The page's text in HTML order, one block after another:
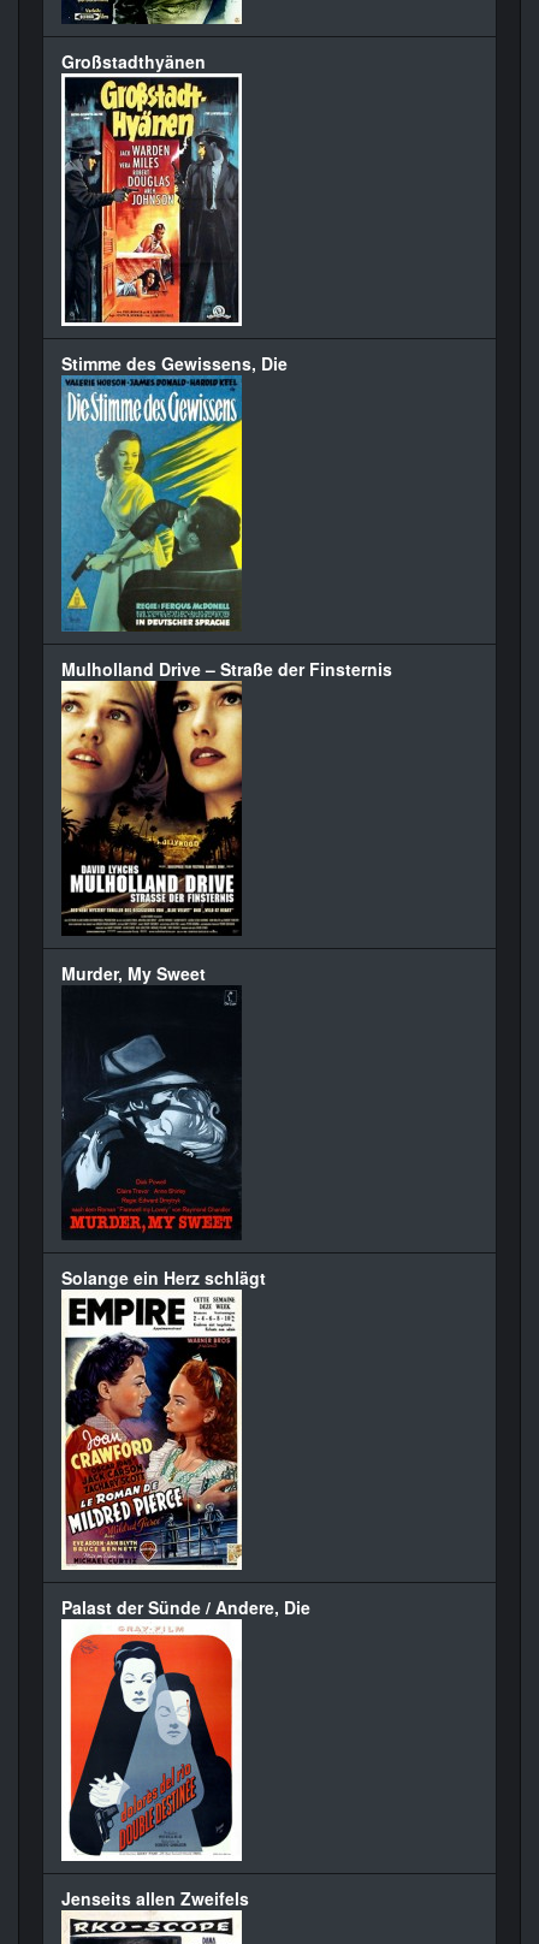
Großstadthyänen
Stimme des Gewissens, Die
Mulholland Drive – Straße der Finsternis
Murder, My Sweet
Solange ein Herz schlägt
Palast der Sünde / Andere, Die
Jenseits allen Zweifels